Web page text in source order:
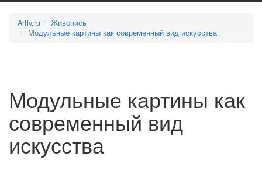
Artly.ru
Живопись
Модульные картины как современный вид искусства
Модульные картины как
современный вид
искусства